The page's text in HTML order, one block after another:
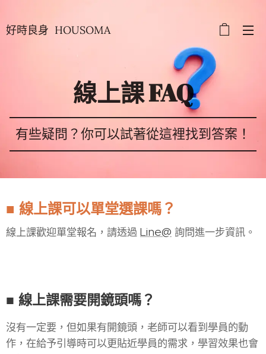
好時良身 HOUSOMA
線上課 FAQ
有些疑問？你可以試著從這裡找到答案！
■ 線上課可以單堂選課嗎？
線上課歡迎單堂報名，請透過 Line@ 詢問進一步資訊。
■ 線上課需要開鏡頭嗎？
沒有一定要，但如果有開鏡頭，老師可以看到學員的動
作，在給予引導時可以更貼近學員的需求，學習效果也會